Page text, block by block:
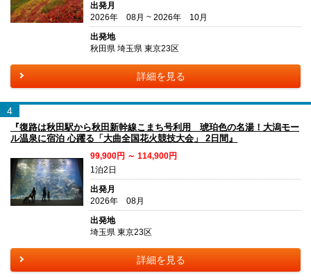
出発月
2026年 08月 ~ 2026年 10月
出発地
秋田県 埼玉県 東京23区
詳細を見る
4
『復路は秋田駅から秋田新幹線こまち号利用 琥珀色の名湯！大潟モー
ル温泉に宿泊 心躍る「大曲全国花火競技大会」 2日間』
99,900円 ～ 114,900円
1泊2日
出発月
2026年 08月
出発地
埼玉県 東京23区
詳細を見る